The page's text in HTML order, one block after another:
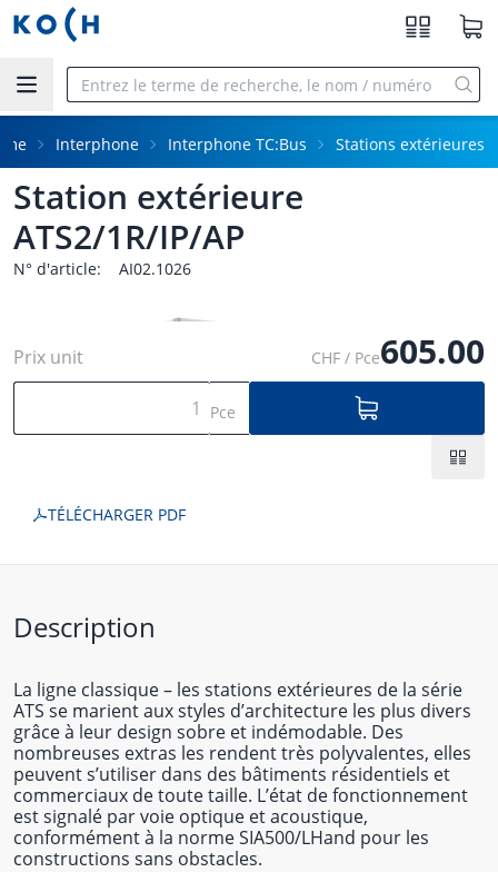
Aller au contenu principal
Interphone Interphone TC:Bus Stations extérieures
Station extérieure
ATS2/1R/IP/AP
N° d'article: AI02.1026
Prix unit CHF / Pce605.00
Pce
TÉLÉCHARGER PDF
Description
La ligne classique – les stations extérieures de la série
ATS se marient aux styles d’architecture les plus divers
grâce à leur design sobre et indémodable. Des
nombreuses extras les rendent très polyvalentes, elles
peuvent s’utiliser dans des bâtiments résidentiels et
commerciaux de toute taille. L’état de fonctionnement
est signalé par voie optique et acoustique,
conformément à la norme SIA500/LHand pour les
constructions sans obstacles.